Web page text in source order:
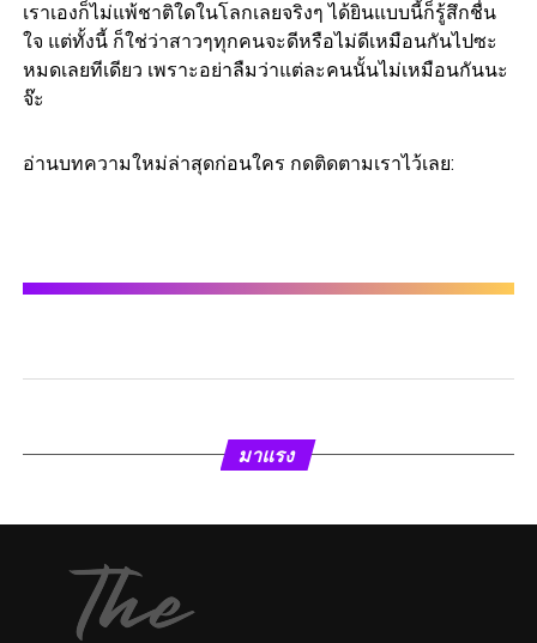
เราเองก็ไม่แพ้ชาติใดในโลกเลยจริงๆ ได้ยินแบบนี้ก็รู้สึกชื่น
ใจ แต่ทั้งนี้ ก็ใช่ว่าสาวๆทุกคนจะดีหรือไม่ดีเหมือนกันไปซะ
หมดเลยทีเดียว เพราะอย่าลืมว่าแต่ละคนนั้นไม่เหมือนกันนะ
จ๊ะ
อ่านบทความใหม่ล่าสุดก่อนใคร กดติดตามเราไว้เลย:
มาแรง